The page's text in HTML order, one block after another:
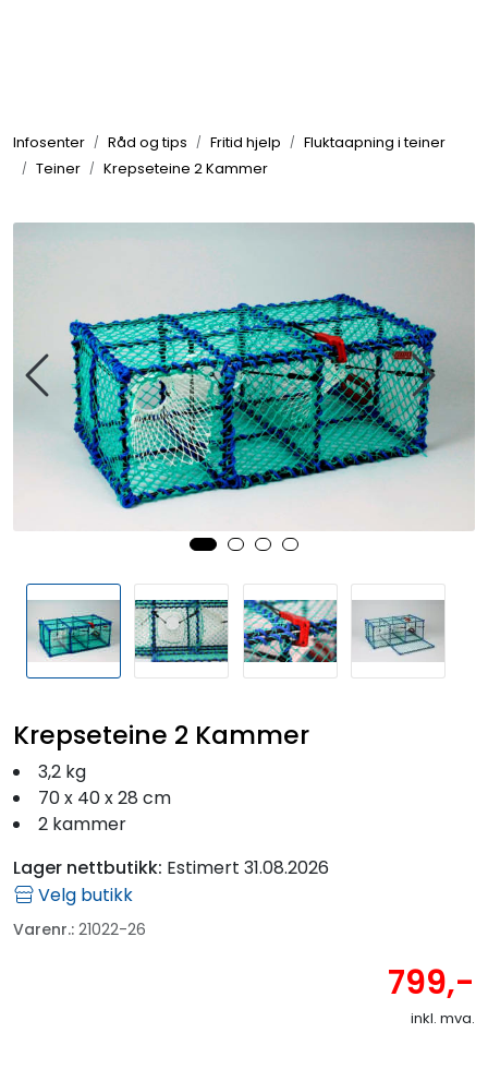
Infosenter Råd og tips Fritid hjelp
Fluktaapning i teiner
Teiner
Krepseteine 2 Kammer
Krepseteine 2 Kammer
3,2 kg
70 x 40 x 28 cm
2 kammer
Lager nettbutikk: Estimert 31.08.2026
Velg butikk
Varenr.: 21022-26
799,-
inkl. mva.
Elektrisk
Bygg/Innredning
VVS
Motor/Styring
Fortøyning
Båtpleie/Opplag
Outlet
Kampanje